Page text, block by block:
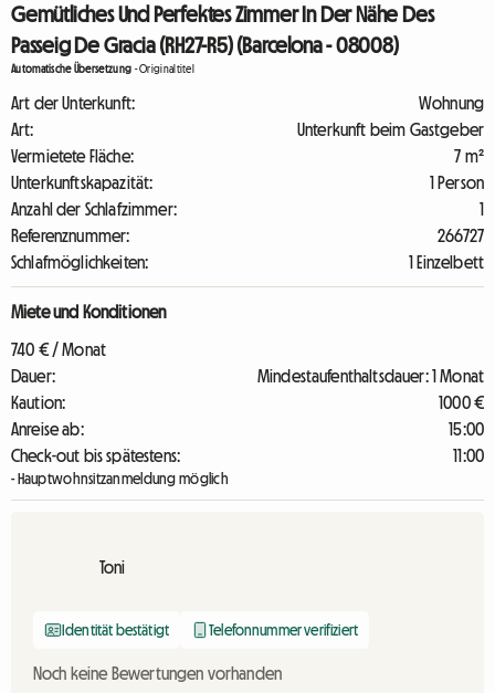
Gemütliches Und Perfektes Zimmer In Der Nähe Des
Passeig De Gracia (RH27-R5) (Barcelona - 08008)
Automatische Übersetzung -Originaltitel
Art der Unterkunft:
Wohnung
Art:
Unterkunft beim Gastgeber
Vermietete Fläche:
7 m²
Unterkunftskapazität:
1 Person
Anzahl der Schlafzimmer:
1
Referenznummer:
266727
Schlafmöglichkeiten:
1 Einzelbett
Miete und Konditionen
740 € / Monat
Dauer:
Mindestaufenthaltsdauer: 1 Monat
Kaution:
1000 €
Anreise ab:
15:00
Check-out bis spätestens:
11:00
- Hauptwohnsitzanmeldung möglich
Toni
Identität bestätigt Telefonnummer verifiziert
Noch keine Bewertungen vorhanden